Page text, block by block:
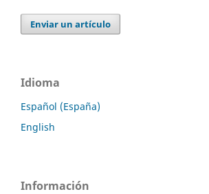
Enviar un artículo
Idioma
Español (España)
English
Información